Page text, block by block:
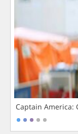
Captain America: